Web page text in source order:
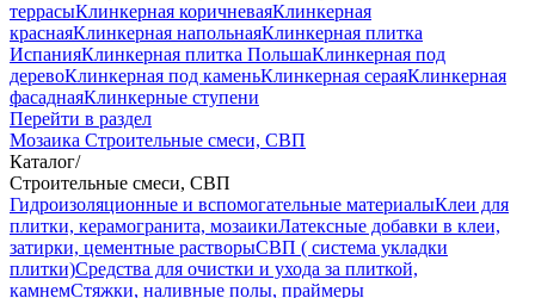
террасыКлинкерная коричневаяКлинкерная
краснаяКлинкерная напольнаяКлинкерная плитка
ИспанияКлинкерная плитка ПольшаКлинкерная под
деревоКлинкерная под каменьКлинкерная сераяКлинкерная
фасаднаяКлинкерные ступени
Перейти в раздел
Мозаика Строительные смеси, СВП
Каталог/
Строительные смеси, СВП
Гидроизоляционные и вспомогательные материалыКлеи для
плитки, керамогранита, мозаикиЛатексные добавки в клеи,
затирки, цементные растворыСВП ( система укладки
плитки)Средства для очистки и ухода за плиткой,
камнемСтяжки, наливные полы, праймеры